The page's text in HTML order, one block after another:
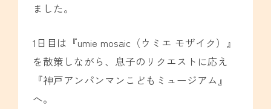
ました。
1日目は『umie mosaic（ウミエ モザイク）』
を散策しながら、息子のリクエストに応え
『神戸アンパンマンこどもミュージアム』
へ。